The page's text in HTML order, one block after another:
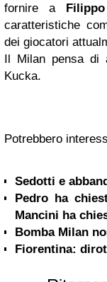
fornire a
caratteristiche
dei giocatori
Il Milan pensa di
Kucka.
Potrebbero
Sedotti e
Pedro ha
Mancini ha
Bomba Milan
Fiorentina: